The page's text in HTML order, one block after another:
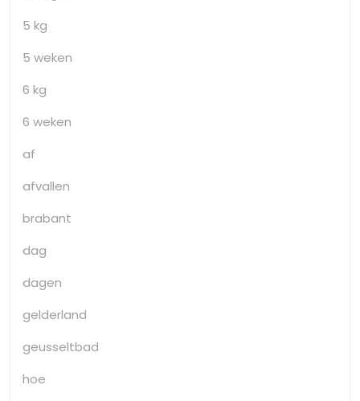
5 kg
5 weken
6 kg
6 weken
af
afvallen
brabant
dag
dagen
gelderland
geusseltbad
hoe